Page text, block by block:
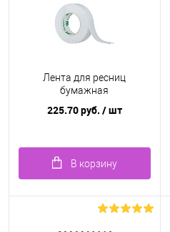
Лента для ресниц
бумажная
225.70 руб. / шт
В корзину